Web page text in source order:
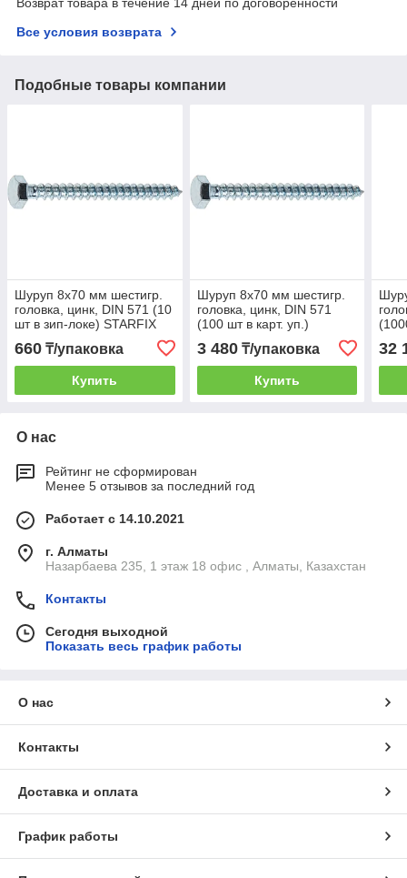
Все условия возврата
Подобные товары компании
Шуруп 8х70 мм шестигр.
головка, цинк, DIN 571 (10
шт в зип-локе) STARFIX
660 ₸/упаковка
Купить
Шуруп 8х70 мм шестигр.
головка, цинк, DIN 571
(100 шт в карт. уп.)
STARFIX
3 480₸/упаковка
Купить
32
О нас
Рейтинг не сформирован
Менее 5 отзывов за последний год
Работает с 14.10.2021
г. Алматы
Назарбаева 235, 1 этаж 18 офис , Алматы, Казахстан
Контакты
Сегодня выходной
Показать весь график работы
О нас
Контакты
Доставка и оплата
График работы